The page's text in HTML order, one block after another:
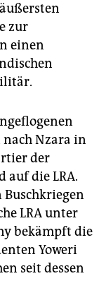
zur
einen
Nzara in
der
auf die LRA.
Buschkriegen
LRA unter
bekämpft die
Yoweri
seit dessen